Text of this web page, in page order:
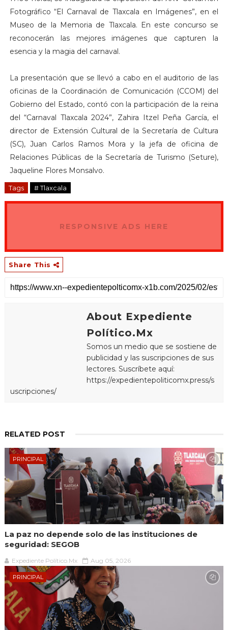
Fotográfico “El Carnaval de Tlaxcala en Imágenes”, en el
Museo de la Memoria de Tlaxcala. En este concurso se
reconocerán las mejores imágenes que capturen la
esencia y la magia del carnaval.
La presentación que se llevó a cabo en el auditorio de las
oficinas de la Coordinación de Comunicación (CCOM) del
Gobierno del Estado, contó con la participación de la reina
del “Carnaval Tlaxcala 2024”, Zahira Itzel Peña García, el
director de Extensión Cultural de la Secretaría de Cultura
(SC), Juan Carlos Ramos Mora y la jefa de oficina de
Relaciones Públicas de la Secretaría de Turismo (Seture),
Jaqueline Flores Monsalvo.
Tags # Tlaxcala
RESPONSIVE ADS HERE
Share This
About Expediente
Político.Mx
Somos un medio que se sostiene de
publicidad y las suscripciones de sus
lectores. Suscríbete aquí:
https://expedientepoliticomx.press/s
uscripciones/
RELATED POST
PRINCIPAL
La paz no depende solo de las instituciones de
seguridad: SEGOB
Expediente Político.Mx Aug 05, 2026
PRINCIPAL